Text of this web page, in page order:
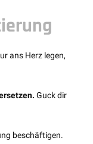
ans Herz legen,
Guck dir
beschäftigen.